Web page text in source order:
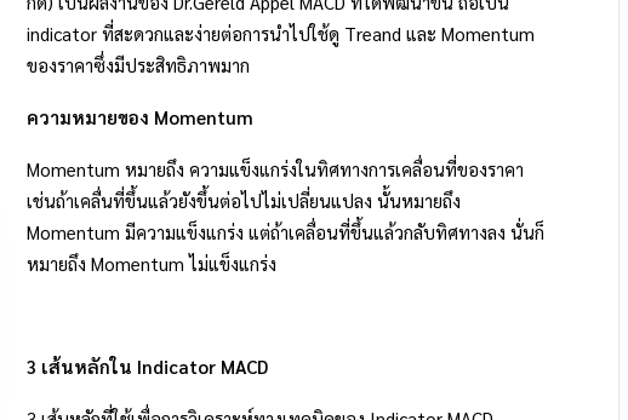
indicator ที่สะดวกและง่ายต่อการนำไปใช้ดู Treand และ Momentum
ของราคาซึ่งมีประสิทธิภาพมาก
ความหมายของ Momentum
Momentum หมายถึง ความแข็งแกร่งในทิศทางการเคลื่อนที่ของราคา
เช่นถ้าเคลื่นที่ขึ้นแล้วยังขึ้นต่อไปไม่เปลี่ยนแปลง นั้นหมายถึง
Momentum มีความแข็งแกร่ง แต่ถ้าเคลื่อนที่ขึ้นแล้วกลับทิศทางลง นั่นก็
หมายถึง Momentum ไม่แข็งแกร่ง
3 เส้นหลักใน Indicator MACD